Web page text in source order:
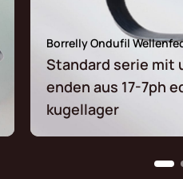
Borrelly Ondufil
Standard serie mit
enden aus 17-7ph
kugellager